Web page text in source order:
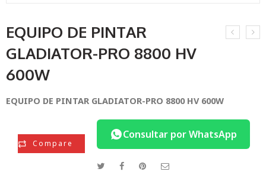
EQUIPO DE PINTAR
GLADIATOR-PRO 8800 HV
600W
EQUIPO DE PINTAR GLADIATOR-PRO 8800 HV 600W
Consultar por WhatsApp
Compare